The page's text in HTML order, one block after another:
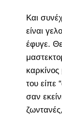
Και
είναι
έφυγε.
του είπε
σαν